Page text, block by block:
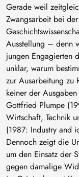
Gerade weil
Zwangsarbeit bei
Ausstellung – denn
jungen Engagierten
unklar, warum
zur Ausarbeitung zu
keiner der
Gottfried Plumpe
Wirtschaft, Technik
(1987: Industry and
Dennoch zeigt die
um den Einsatz der
gegen damalige